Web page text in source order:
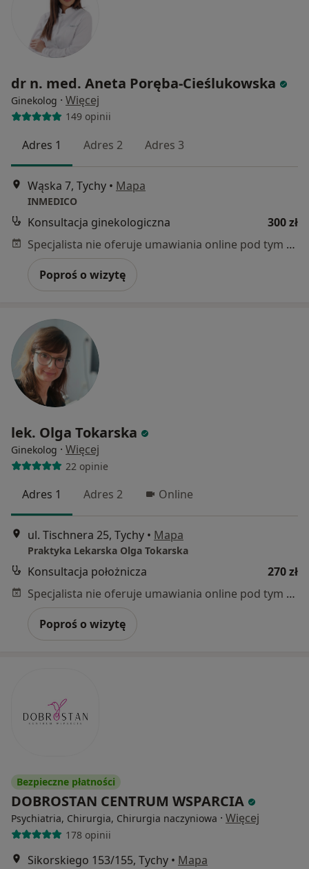
dr n. med. Aneta Poręba-Cieślukowska
Ginekolog · Więcej
149 opinii
Adres 1 Adres 2 Adres 3
Wąska 7, Tychy • Mapa
INMEDICO
Konsultacja ginekologiczna
300 zł
Specjalista nie oferuje umawiania online pod tym adresem.
Poproś o wizytę
lek. Olga Tokarska
Ginekolog · Więcej
22 opinie
Adres 1 Adres 2 Online
ul. Tischnera 25, Tychy • Mapa
Praktyka Lekarska Olga Tokarska
Konsultacja położnicza
270 zł
Specjalista nie oferuje umawiania online pod tym adresem.
Poproś o wizytę
Bezpieczne płatności
DOBROSTAN CENTRUM WSPARCIA
Psychiatria, Chirurgia, Chirurgia naczyniowa · Więcej
178 opinii
Sikorskiego 153/155, Tychy • Mapa